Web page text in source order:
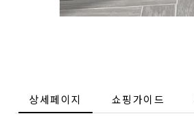
상세페이지 쇼핑가이드